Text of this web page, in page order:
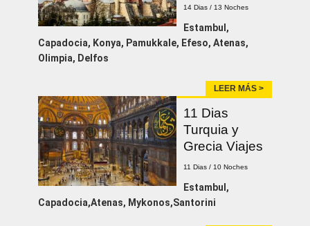
14 Dias / 13 Noches
Estambul,
Capadocia, Konya, Pamukkale, Efeso, Atenas,
Olimpia, Delfos
LEER MÁS >
11 Dias
Turquia y
Grecia Viajes
11 Dias / 10 Noches
Estambul,
Capadocia,Atenas, Mykonos,Santorini